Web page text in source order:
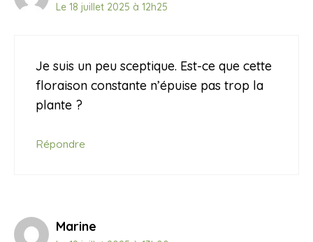
Le 18 juillet 2025 à 12h25
Je suis un peu sceptique. Est-ce que cette
floraison constante n’épuise pas trop la
plante ?
Répondre
Marine